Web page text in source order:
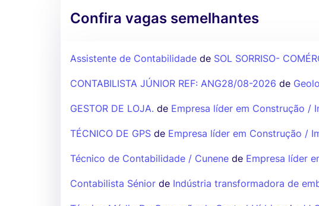
Confira vagas semelhantes
Assistente de Contabilidade de SOL SORRISO-
CONTABILISTA JÚNIOR REF: ANG28/08-2026 de
GESTOR DE LOJA. de Empresa líder em Construção /
TÉCNICO DE GPS de Empresa líder em Construção /
Técnico de Contabilidade / Cunene de Empresa líder
Contabilista Sénior de Indústria transformadora de